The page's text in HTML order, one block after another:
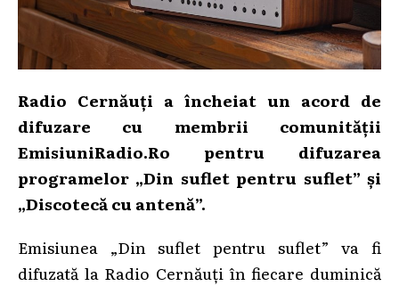
Radio Cernăuți a încheiat un acord de
difuzare cu membrii comunității
EmisiuniRadio.Ro pentru difuzarea
programelor „Din suflet pentru suflet” și
„Discotecă cu antenă”.
Emisiunea „Din suflet pentru suflet” va fi
difuzată la Radio Cernăuți în fiecare duminică